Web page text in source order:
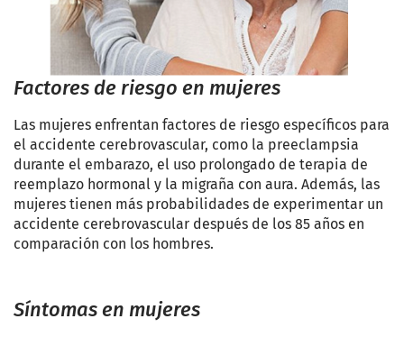
Factores de riesgo en mujeres
Las mujeres enfrentan factores de riesgo específicos para
el accidente cerebrovascular, como la preeclampsia
durante el embarazo, el uso prolongado de terapia de
reemplazo hormonal y la migraña con aura. Además, las
mujeres tienen más probabilidades de experimentar un
accidente cerebrovascular después de los 85 años en
comparación con los hombres.
Síntomas en mujeres